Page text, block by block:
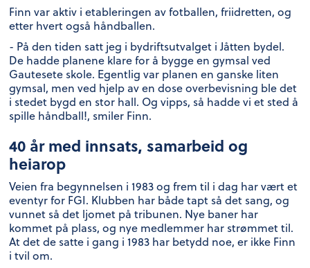
Finn var aktiv i etableringen av fotballen, friidretten, og
etter hvert også håndballen.
- På den tiden satt jeg i bydriftsutvalget i Jåtten bydel.
De hadde planene klare for å bygge en gymsal ved
Gautesete skole. Egentlig var planen en ganske liten
gymsal, men ved hjelp av en dose overbevisning ble det
i stedet bygd en stor hall. Og vipps, så hadde vi et sted å
spille håndball!, smiler Finn.
40 år med innsats, samarbeid og
heiarop
Veien fra begynnelsen i 1983 og frem til i dag har vært et
eventyr for FGI. Klubben har både tapt så det sang, og
vunnet så det ljomet på tribunen. Nye baner har
kommet på plass, og nye medlemmer har strømmet til.
At det de satte i gang i 1983 har betydd noe, er ikke Finn
i tvil om.